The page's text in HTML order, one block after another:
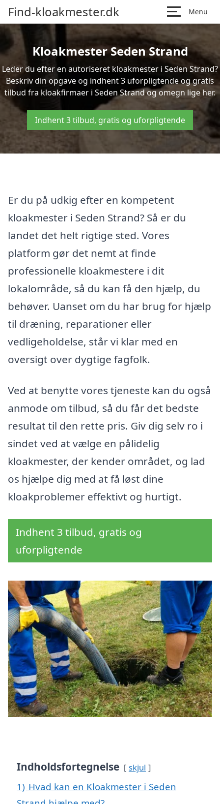
Find-kloakmester.dk Menu
Kloakmester Seden Strand
Leder du efter en autoriseret kloakmester i Seden Strand?
Beskriv din opgave og indhent 3 uforpligtende og gratis
tilbud fra kloakfirmaer i Seden Strand og omegn lige her.
Indhent 3 tilbud, gratis og uforpligtende
Er du på udkig efter en kompetent
kloakmester i Seden Strand? Så er du
landet det helt rigtige sted. Vores
platform gør det nemt at finde
professionelle kloakmestere i dit
lokalområde, så du kan få den hjælp, du
behøver. Uanset om du har brug for hjælp
til dræning, reparationer eller
vedligeholdelse, står vi klar med en
oversigt over dygtige fagfolk.
Ved at benytte vores tjeneste kan du også
anmode om tilbud, så du får det bedste
resultat til den rette pris. Giv dig selv ro i
sindet ved at vælge en pålidelig
kloakmester, der kender området, og lad
os hjælpe dig med at få løst dine
kloakproblemer effektivt og hurtigt.
Indhent 3 tilbud, gratis og
uforpligtende
Indholdsfortegnelse skjul
1) Hvad kan en Kloakmester i Seden